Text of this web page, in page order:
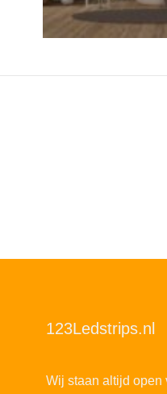
123Ledstrips.nl
Wij staan altijd open